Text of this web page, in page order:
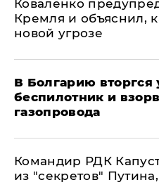
Коваленко
Кремля и объяснил,
новой угрозе
В Болгарию вторгся
беспилотник и
газопровода
Командир РДК
из "секретов"